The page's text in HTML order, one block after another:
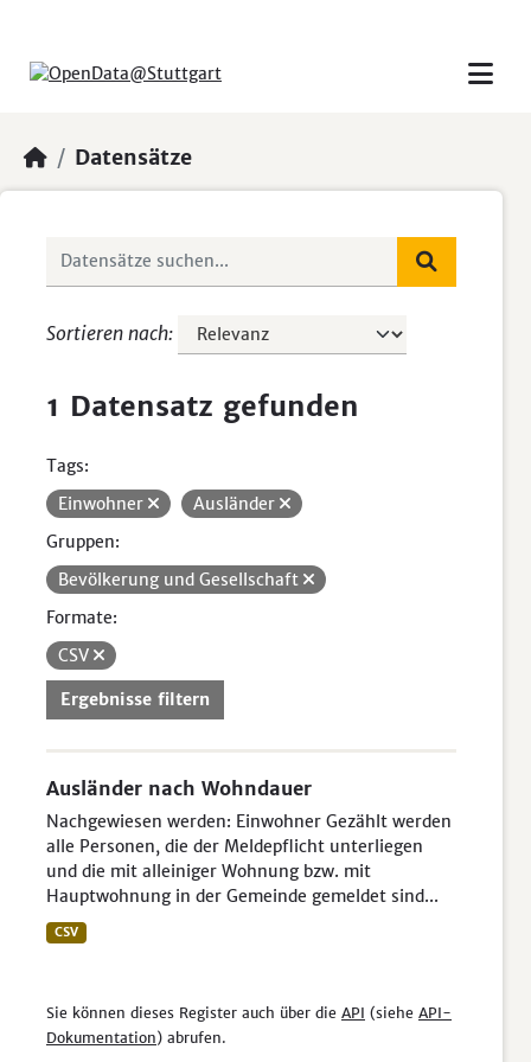
Datensätze
Sortieren nach
1 Datensatz gefunden
Tags:
Einwohner
Ausländer
Gruppen:
Bevölkerung und Gesellschaft
Formate:
CSV
Ergebnisse filtern
Ausländer nach Wohndauer
Nachgewiesen werden: Einwohner Gezählt werden
alle Personen, die der Meldepflicht unterliegen
und die mit alleiniger Wohnung bzw. mit
Hauptwohnung in der Gemeinde gemeldet sind...
CSV
Sie können dieses Register auch über die API (siehe API-
Dokumentation) abrufen.